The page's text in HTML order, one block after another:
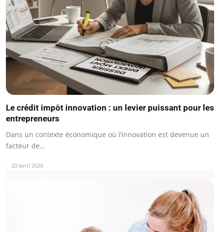
Le crédit impôt innovation : un levier puissant pour les
entrepreneurs
Dans un contexte économique où l’innovation est devenue un
facteur de…
20 avril 2026